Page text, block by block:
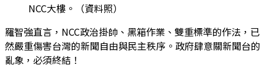
NCC大樓。（資料照）
羅智強直言，NCC政治掛帥、黑箱作業、雙重標準的作法，已
然嚴重傷害台灣的新聞自由與民主秩序。政府肆意關新聞台的
亂象，必須終結！